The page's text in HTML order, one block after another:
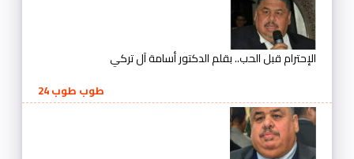
الإحترام قبل الحب.. بقلم الدكتور أسامة آل تركي
طوب طوب 24